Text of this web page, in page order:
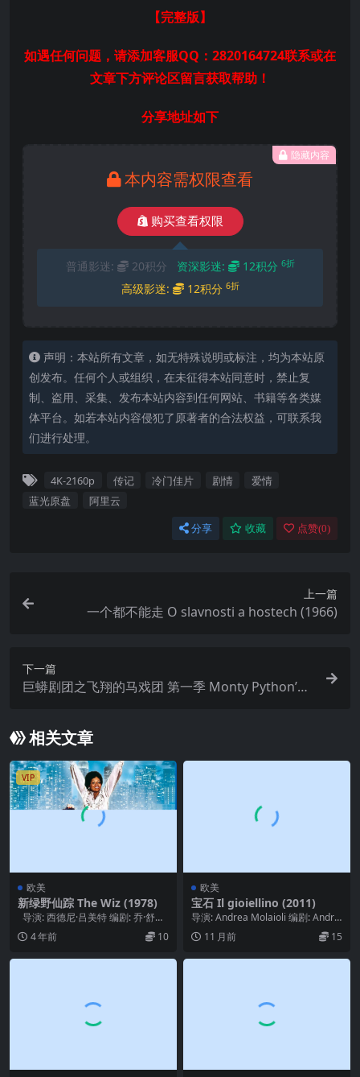
【完整版】
如遇任何问题，请添加客服QQ：2820164724联系或在
文章下方评论区留言获取帮助！
分享地址如下
隐藏内容
本内容需权限查看
购买查看权限
普通影迷: 20积分 资深影迷: 12积分 6折
高级影迷: 12积分 6折
声明：本站所有文章，如无特殊说明或标注，均为本站原
创发布。任何个人或组织，在未征得本站同意时，禁止复
制、盗用、采集、发布本站内容到任何网站、书籍等各类媒
体平台。如若本站内容侵犯了原著者的合法权益，可联系我
们进行处理。
4K-2160p 传记 冷门佳片 剧情
爱情
蓝光原盘
阿里云
分享 收藏 点赞(0)
上一篇
一个都不能走 O slavnosti a hostech (1966)
下一篇
巨蟒剧团之飞翔的马戏团 第一季 Monty Python’s F
相关文章
VIP
欧美
新绿野仙踪 The Wiz (1978)
导演: 西德尼·吕美特 编剧: 乔·舒马
赫 主演: 黛安娜·罗斯 ...
4 年前 10
欧美
宝石 Il gioiellino (2011)
导演: Andrea Molaioli 编剧: Andre
a Molaioli ...
11 月前 15